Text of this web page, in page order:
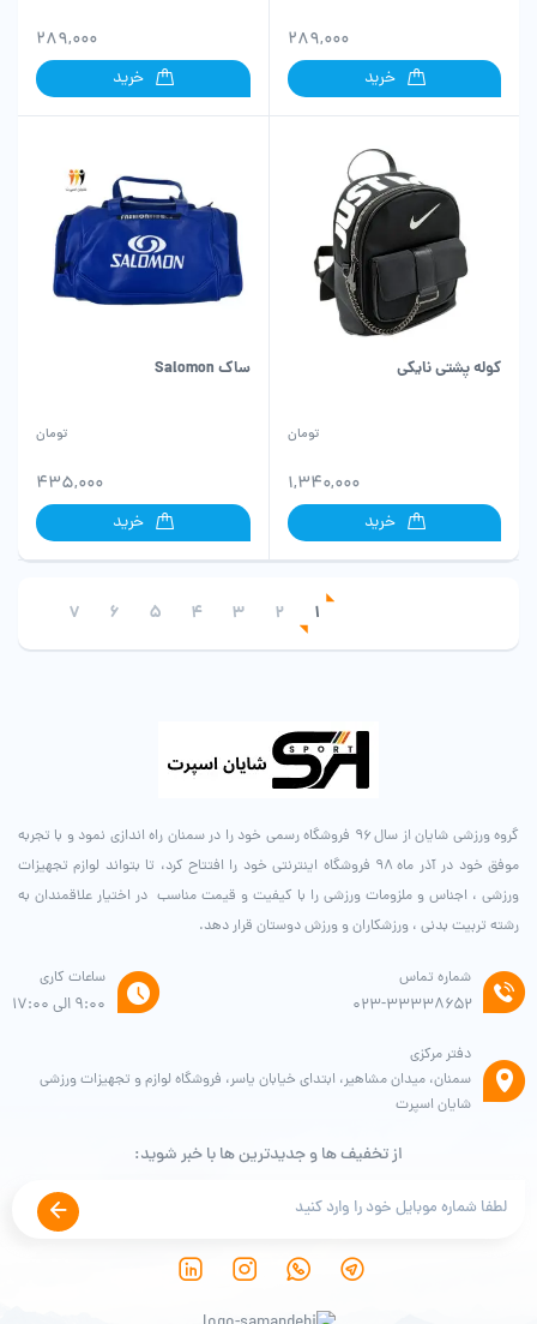
289,000
خرید
289,000
خرید
کوله پشتی نایکی
1,340,000
تومان
خرید
ساک Salomon
435,000
تومان
خرید
1
2
3
4
5
6
7
گروه ورزشی شایان از سال ۹۶ فروشگاه رسمی خود را در سمنان راه اندازی نمود و با تجربه
موفق خود در آذر ماه ۹۸ فروشگاه اینترنتی خود را افتتاح کرد، تا بتواند لوازم تجهیزات
ورزشی ، اجناس و ملزومات ورزشی را با کیفیت و قیمت مناسب در اختیار علاقمندان به
رشته تربیت بدنی ، ورزشکاران و ورزش دوستان قرار دهد.
شماره تماس
۰۲۳-۳۳۳۳۸۶۵۲
ساعات کاری
9:00 الی 17:00
دفتر مرکزی
سمنان، میدان مشاهیر، ابتدای خیابان یاسر، فروشگاه لوازم و تجهیزات ورزشی
شایان اسپرت
از تخفیف ها و جدیدترین ها با خبر شوید: